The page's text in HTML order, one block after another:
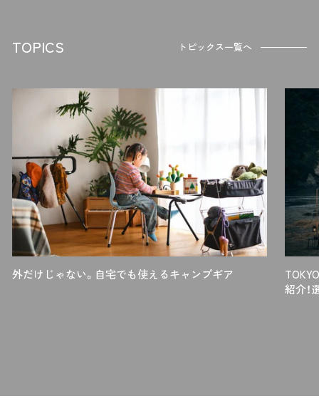
刃こぼれしにくい耐久性の高さが魅力です。
るだけで特別な手入れが必要ありません。
ステンレスは、扱いやすいという点で初心者におすすめの素材です。
－切れ味が抜群！調理におすすめの「カーボン製」
ステンレスよりも硬度が高いカーボン素材の刃は、切れ味の良さが魅力
です。しかし、硬い分、刃こぼれしやすい素材ともいえます。
砥石で研ぐことによって鋭い切れ味に戻りますが、錆びやすいため使用
後はしっかり乾燥させて、油を塗るなどの手入れが必要です。
カーボン製ナイフは、道具を丁寧に手入れする余裕がある、ベテランキ
ャンパー向けといえるでしょう。
ホロー
TOPICS トピックス一覧へ
外だけじゃない。自宅でも使えるキャンプギア
紹介！